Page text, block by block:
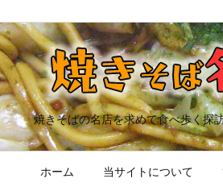
焼きそばの名店を求めて食べ歩く探
ホーム 当サイトについて